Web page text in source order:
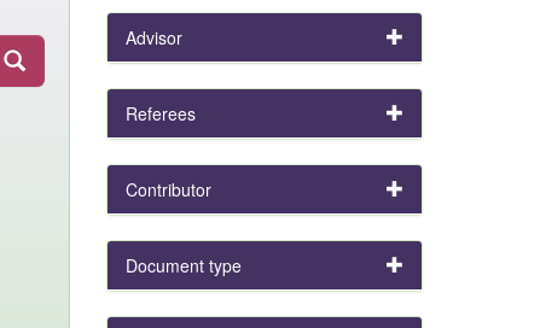
Advisor
Referees
Contributor
Document type